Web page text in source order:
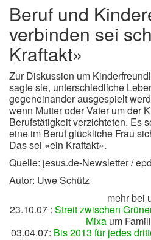
Beruf und
verbinden sei
Kraftakt»
Zur Diskussion um
sagte sie, unterschiedliche
gegeneinander ausgespielt
wenn Mutter oder Vater um der
Berufstätigkeit verzichteten. Es
eine im Beruf glückliche Frau
Das sei «ein Kraftakt».
Quelle: jesus.de-Newsletter /
Autor: Uwe Schütz
mehr bei
23.10.07 : Streit zwischen
Mixaum
03.04.07: Bis 2013 für jedes